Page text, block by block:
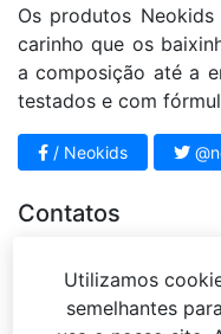
Os produtos
carinho que os
a composição até a
testados e com
/ Neokids
Contatos
Rua Sena
Utilizamos
semelhantes